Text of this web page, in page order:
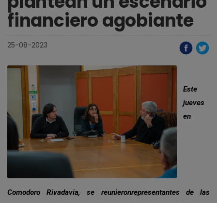
financiero agobiante
25-08-2023
Este
jueves
en
Comodoro Rivadavia, se reunieronrepresentantes de las